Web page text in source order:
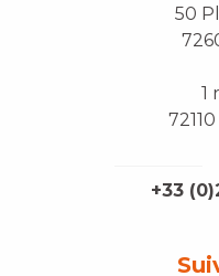
50
1
+33